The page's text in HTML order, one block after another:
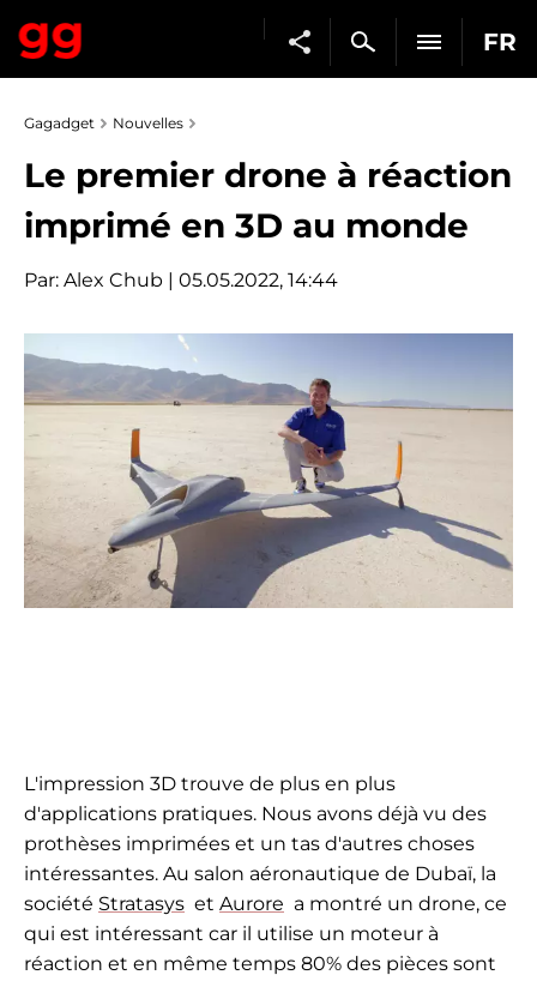
FR
Gagadget Nouvelles
Le premier drone à réaction
imprimé en 3D au monde
Par: Alex Chub | 05.05.2022, 14:44
L'impression 3D trouve de plus en plus
d'applications pratiques. Nous avons déjà vu des
prothèses imprimées et un tas d'autres choses
intéressantes. Au salon aéronautique de Dubaï, la
société Stratasys et Aurore a montré un drone, ce
qui est intéressant car il utilise un moteur à
réaction et en même temps 80% des pièces sont